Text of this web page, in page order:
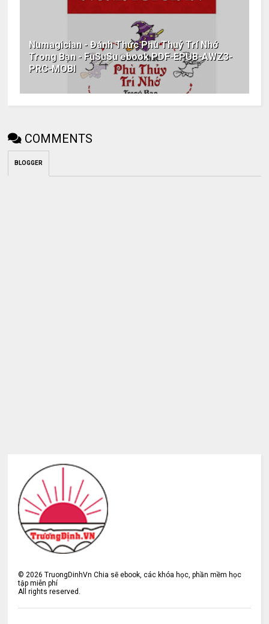
Numagician - Đánh Thức Phù Thuỷ Trí Nhớ
Trong Bạn - FuSuSu ebook PDF-EPUB-AWZ3-
PRC-MOBI
COMMENTS
BLOGGER
©2026 TruongDinhVn Chia sẽ ebook, các khóa học, phần mềm học
tập miễn phí
All rights reserved.